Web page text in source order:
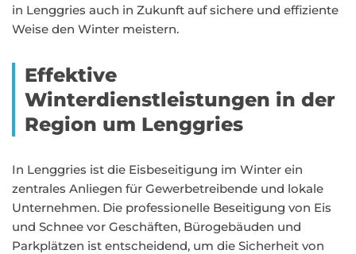
in Lenggries auch in Zukunft auf sichere und effiziente
Weise den Winter meistern.
Effektive
Winterdienstleistungen in der
Region um Lenggries
In Lenggries ist die Eisbeseitigung im Winter ein
zentrales Anliegen für Gewerbetreibende und lokale
Unternehmen. Die professionelle Beseitigung von Eis
und Schnee vor Geschäften, Bürogebäuden und
Parkplätzen ist entscheidend, um die Sicherheit von